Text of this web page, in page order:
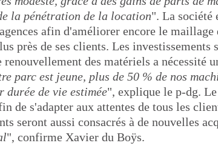
la pénétration de la location". La société
afin d'améliorer encore le maillage
près de ses clients. Les investissements
renouvellement des matériels a nécessité
parc est jeune, plus de 50 % de nos
durée de vie estimée", explique le p-dg.
de s'adapter aux attentes de tous les
seront aussi consacrés à de nouvelles
", confirme Xavier du Boÿs.